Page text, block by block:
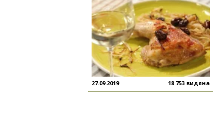
27.09.2019 18 753 видяна